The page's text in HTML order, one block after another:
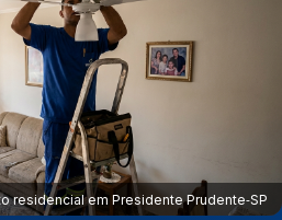
residencial em Presidente Prudente‑SP